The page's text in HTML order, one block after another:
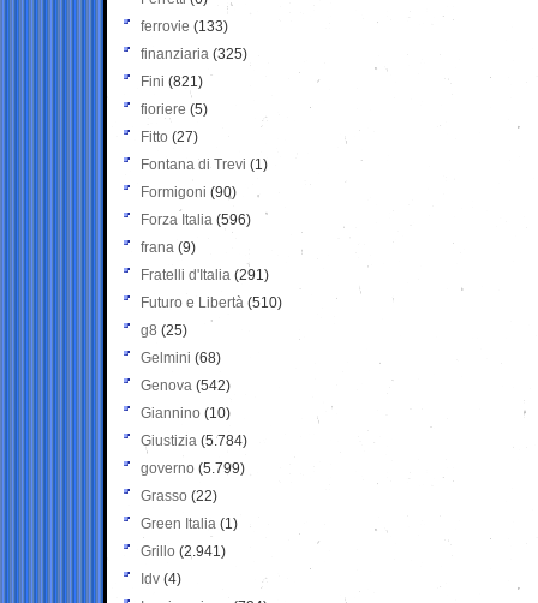
ferrovie (133)
finanziaria (325)
Fini (821)
fioriere (5)
Fitto (27)
Fontana di Trevi (1)
Formigoni (90)
Forza Italia (596)
frana (9)
Fratelli d'Italia (291)
Futuro e Libertà (510)
g8 (25)
Gelmini (68)
Genova (542)
Giannino (10)
Giustizia (5.784)
governo (5.799)
Grasso (22)
Green Italia (1)
Grillo (2.941)
Idv (4)